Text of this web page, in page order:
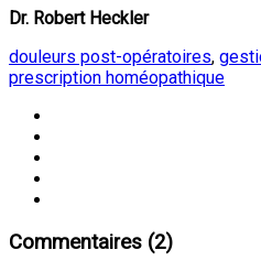
Dr. Robert Heckler
douleurs post-opératoires,
prescription homéopathique
Commentaires (2)